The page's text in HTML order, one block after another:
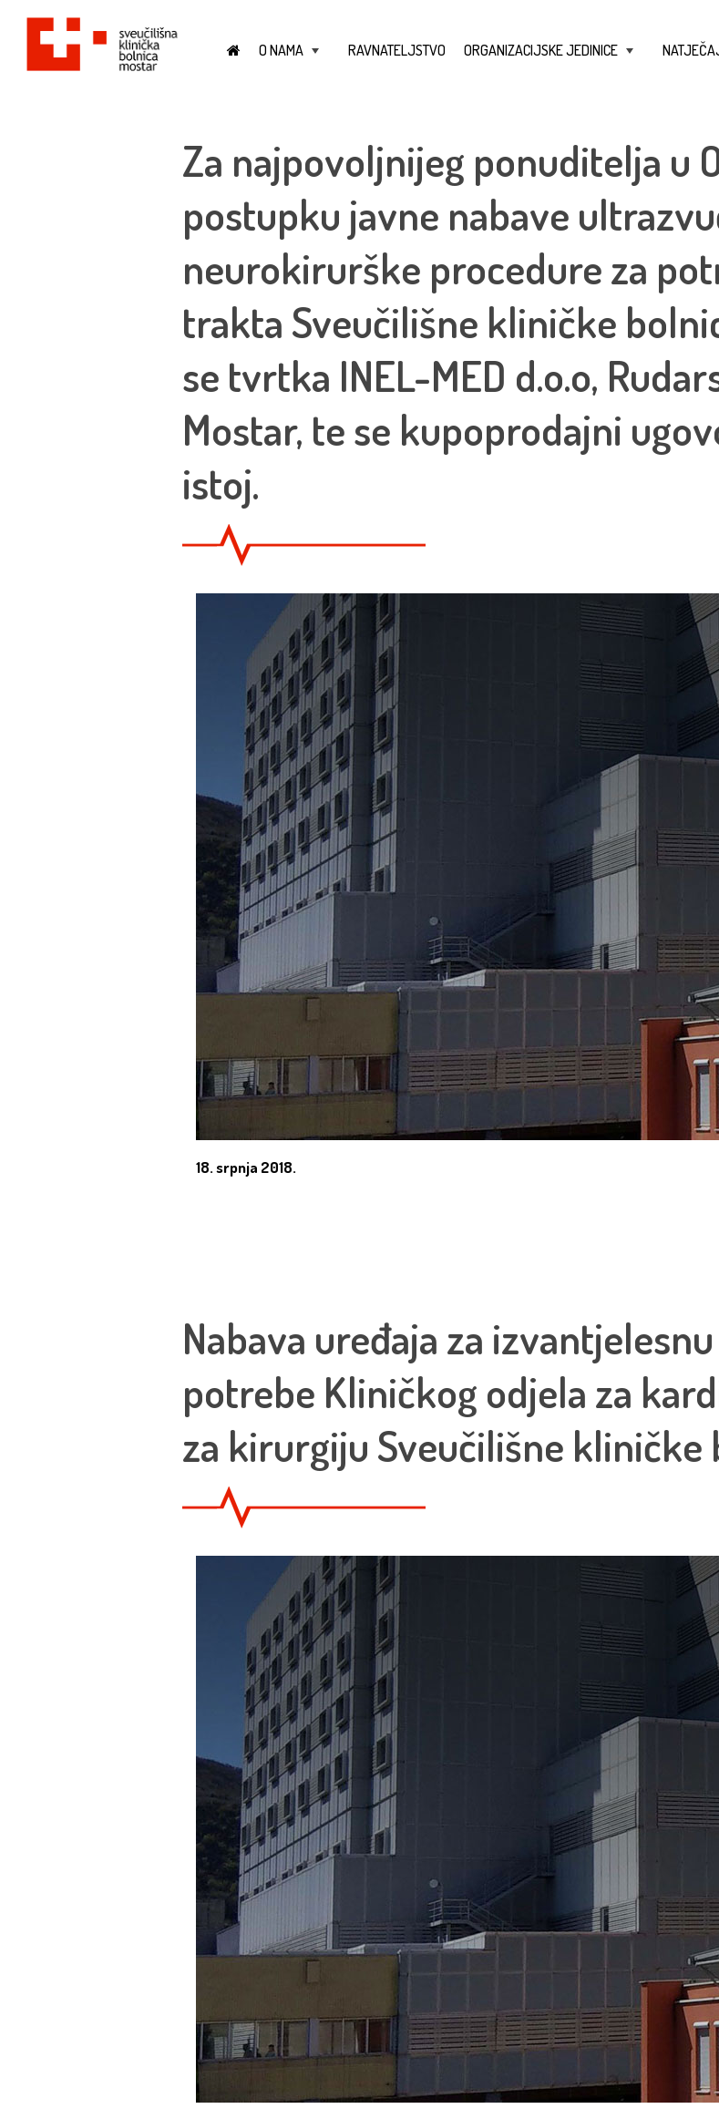
O NAMA RAVNATELJSTVO ORGANIZACIJSKE JEDINICE
Za najpovoljnijeg ponuditelja u
postupku javne nabave
neurokirurške procedure za
trakta Sveučilišne kliničke
se tvrtka INEL-MED d.o.o,
Mostar, te se kupoprodajni
istoj.
18. srpnja 2018.
Nabava uređaja za
potrebe Kliničkog odjela za
za kirurgiju Sveučilišne kliničke